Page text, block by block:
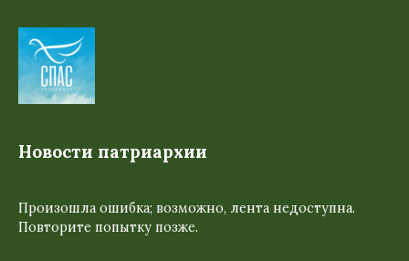
Новости патриархии
Произошла ошибка; возможно, лента недоступна.
Повторите попытку позже.